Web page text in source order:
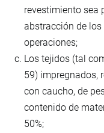
revestimiento sea
abstracción de
operaciones;
Los tejidos (tal
59) impregnados,
con caucho, de
contenido de
50%;